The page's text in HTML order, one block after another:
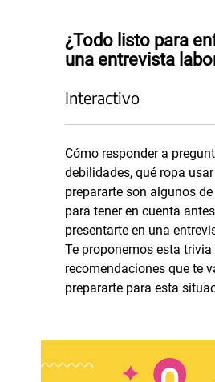
¿Todo listo para
una entrevista
Interactivo
Cómo responder a
debilidades, qué ropa
prepararte son algunos
para tener en cuenta
presentarte en una
Te proponemos esta trivia
recomendaciones que te
prepararte para esta